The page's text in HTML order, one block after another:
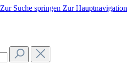
Zur Suche springen Zur Hauptnavigation